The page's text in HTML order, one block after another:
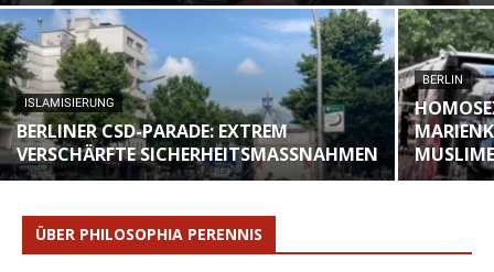
ISLAMISIERUNG
BERLINER CSD-PARADE: EXTREM
VERSCHÄRFTE SICHERHEITSMASSNAHMEN
BERLIN
ÜBER PHILOSOPHIA PERENNIS